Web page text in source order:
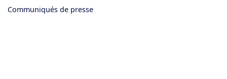
Communiqués de presse